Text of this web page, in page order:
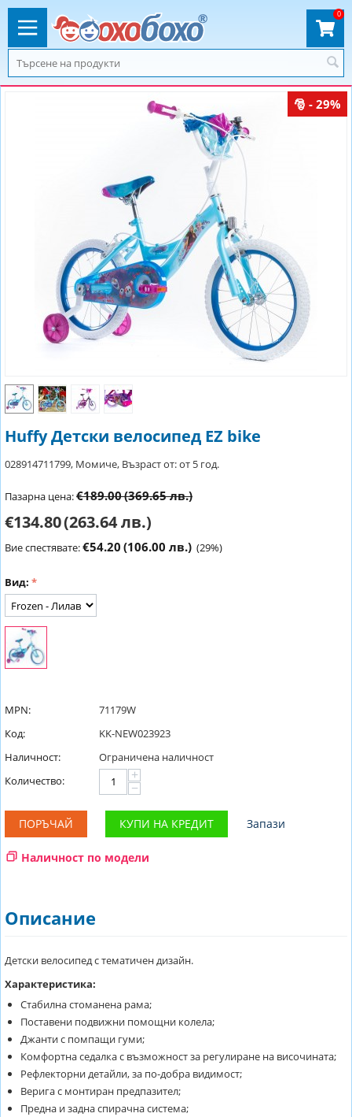
0
- 29%
Huffy Детски велосипед EZ bike
028914711799, Момиче, Възраст от: от 5 год.
Пазарна цена:€189.00(369.65 лв.)
€134.80(263.64 лв.)
Вие спестявате:€54.20 (106.00 лв.) (29%)
Вид:
MPN:
71179W
Код:
KK-NEW023923
Наличност:
Ограничена наличност
Количество:
+
−
ПОРЪЧАЙ КУПИ НА КРЕДИТ Запази
Наличност по модели
Описание
Детски велосипед с тематичен дизайн.
Характеристика:
Стабилна стоманена рама;
Поставени подвижни помощни колела;
Джанти с помпащи гуми;
Комфортна седалка с възможност за регулиране на височината;
Рефлекторни детайли, за по-добра видимост;
Верига с монтиран предпазител;
Предна и задна спирачна система;